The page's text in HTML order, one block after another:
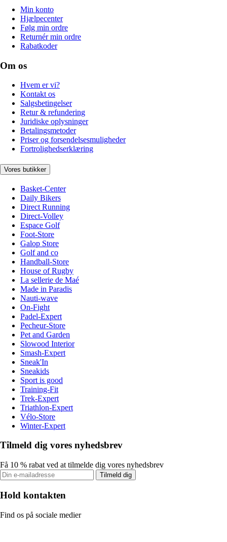
Min konto
Hjælpecenter
Følg min ordre
Returnér min ordre
Rabatkoder
Om os
Hvem er vi?
Kontakt os
Salgsbetingelser
Retur & refundering
Juridiske oplysninger
Betalingsmetoder
Priser og forsendelsesmuligheder
Fortrolighedserklæring
Vores butikker
Basket-Center
Daily Bikers
Direct Running
Direct-Volley
Espace Golf
Foot-Store
Galop Store
Golf and co
Handball-Store
House of Rugby
La sellerie de Maé
Made in Paradis
Nauti-wave
On-Fight
Padel-Expert
Pecheur-Store
Pet and Garden
Slowood Interior
Smash-Expert
Sneak'In
Sneakids
Sport is good
Training-Fit
Trek-Expert
Triathlon-Expert
Vélo-Store
Winter-Expert
Tilmeld dig vores nyhedsbrev
Få 10 % rabat ved at tilmelde dig vores nyhedsbrev
Tilmeld dig
Hold kontakten
Find os på sociale medier